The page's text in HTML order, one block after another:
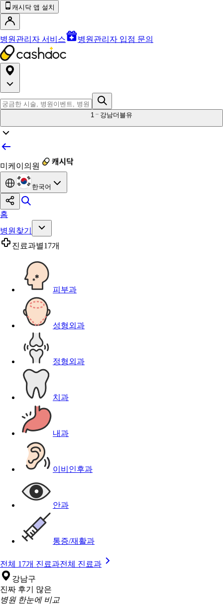
캐시닥 앱 설치
병원관리자 서비스 병원관리자 입점 문의
1 강남더블유
미케이의원
한국어
홈
병원찾기
진료과별17개
피부과
성형외과
정형외과
치과
내과
이비인후과
안과
통증/재활과
전체 17개 진료과전체 진료과
강남구
진짜 후기 많은
병원 한눈에 비교